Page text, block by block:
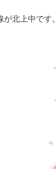
が北上中です